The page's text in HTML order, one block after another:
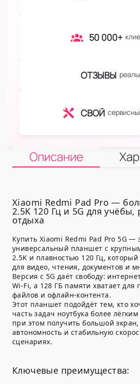
50 000+
ОТЗЫВЫ
СВОЙ
Описание
Xiaomi Redmi Pad Pro —
2.5K 120 Гц и 5G для учёбы,
отдыха
Купить Xiaomi Redmi Pad Pro 5G —
универсальный планшет с
2.5K и плавностью 120 Гц, который
для видео, чтения, документов и
Версия с 5G даёт свободу:
Wi-Fi, а 128 ГБ памяти хватает
файлов и офлайн-контента.
Этот планшет подойдёт тем, кто
часть задач ноутбука более
при этом получить большой
автономность и стабильную
сценариях.
Ключевые преимущества: